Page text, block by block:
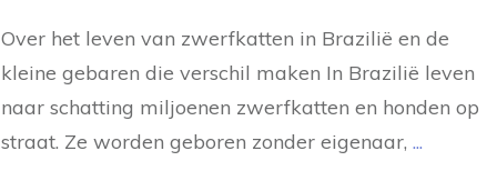
Over het leven van zwerfkatten in Brazilië en de
kleine gebaren die verschil maken In Brazilië leven
naar schatting miljoenen zwerfkatten en honden op
straat. Ze worden geboren zonder eigenaar, ...